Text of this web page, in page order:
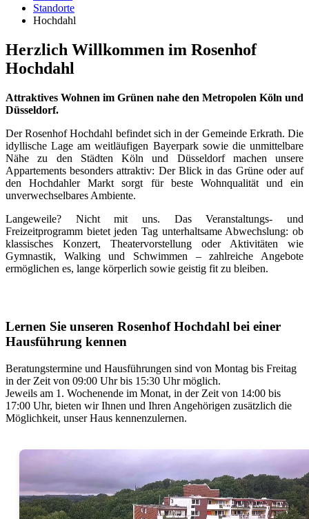
Standorte
Hochdahl
Herzlich Willkommen im Rosenhof
Hochdahl
Attraktives Wohnen im Grünen nahe den Metropolen Köln und
Düsseldorf.
Der Rosenhof Hochdahl befindet sich in der Gemeinde Erkrath. Die
idyllische Lage am weitläufigen Bayerpark sowie die unmittelbare
Nähe zu den Städten Köln und Düsseldorf machen unsere
Appartements besonders attraktiv: Der Blick in das Grüne oder auf
den Hochdahler Markt sorgt für beste Wohnqualität und ein
unverwechselbares Ambiente.
Langeweile? Nicht mit uns. Das Veranstaltungs- und
Freizeitprogramm bietet jeden Tag unterhaltsame Abwechslung: ob
klassisches Konzert, Theatervorstellung oder Aktivitäten wie
Gymnastik, Walking und Schwimmen – zahlreiche Angebote
ermöglichen es, lange körperlich sowie geistig fit zu bleiben.
Lernen Sie unseren Rosenhof Hochdahl bei einer
Hausführung kennen
Beratungstermine und Hausführungen sind von Montag bis Freitag
in der Zeit von 09:00 Uhr bis 15:30 Uhr möglich.
Jeweils am 1. Wochenende im Monat, in der Zeit von 14:00 bis
17:00 Uhr, bieten wir Ihnen und Ihren Angehörigen zusätzlich die
Möglichkeit, unser Haus kennenzulernen.